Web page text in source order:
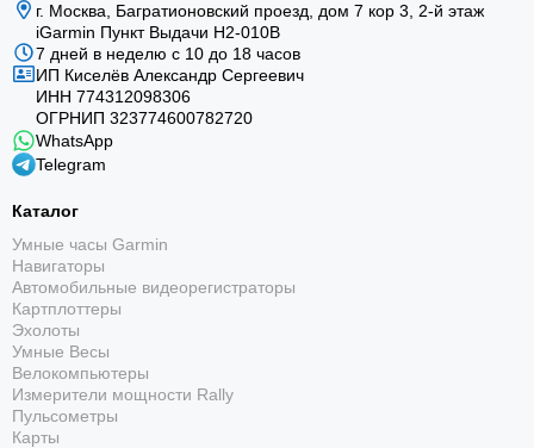
Позволяет находить маршруты и передавать их на
часы для работы без сети; доступность зависит от
региона и подписки.
г. Москва, Багратионовский проезд, дом 7 кор 3, 2-й этаж
iGarmin Пункт Выдачи Н2-010В
7 дней в неделю с 10 до 18 часов
ИП Киселёв Александр Сергеевич
ИНН 774312098306
ОГРНИП 323774600782720
WhatsApp
Telegram
Каталог
Умные часы Garmin
Навигаторы
Автомобильные видеорегистраторы
Картплоттеры
Эхолоты
Умные Весы
Велокомпьютеры
Измерители мощности Rally
Пульсометры
Карты